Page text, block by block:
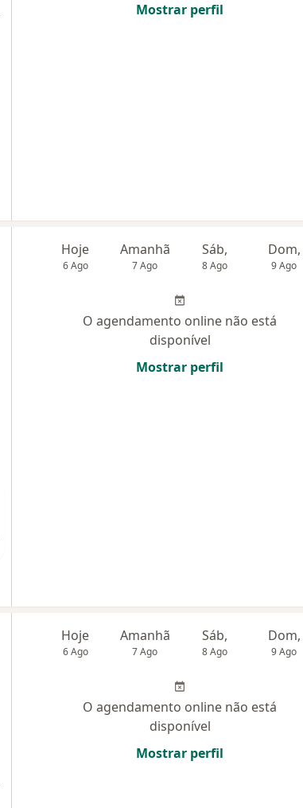
Mostrar perfil
Hoje
6 Ago
Amanhã
7 Ago
Sáb,
8 Ago
Dom,
9 Ago
O agendamento online não está
disponível
Mostrar perfil
Hoje
6 Ago
Amanhã
7 Ago
Sáb,
8 Ago
Dom,
9 Ago
O agendamento online não está
disponível
Mostrar perfil